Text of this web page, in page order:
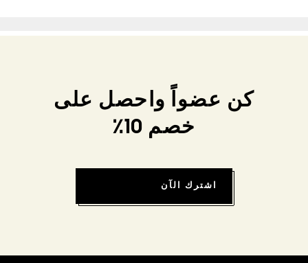
كن عضواً واحصل على
خصم 10٪
اشترك الآن